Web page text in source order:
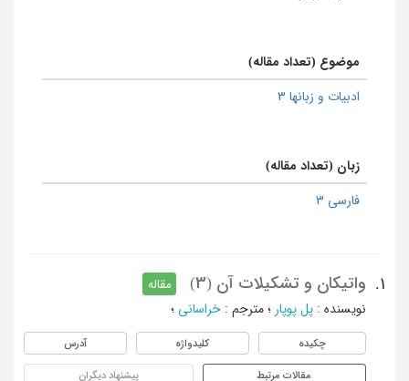
موضوع (تعداد مقاله)
ادبیات و زبانها 3
زبان (تعداد مقاله)
فارسی 3
1. واتیکان و تشکیلات آن (3)
مقاله
نویسنده : پل پوپار ؛ مترجم : خراسانی ؛
چکیده کلیدواژه آدرس
مقالات مرتبط پیشنهاد دیگران